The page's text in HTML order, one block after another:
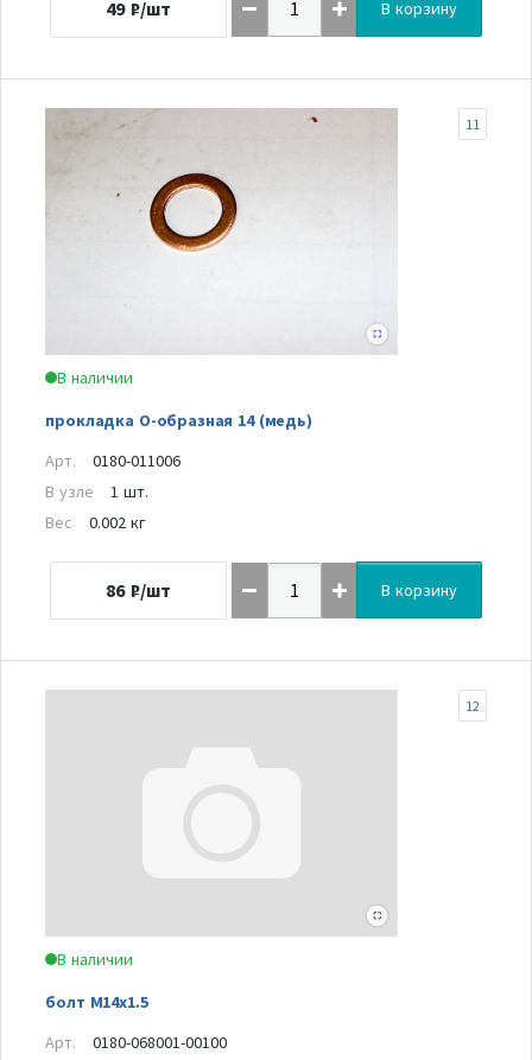
49 ₽/шт В корзину
В наличии
прокладка О-образная 14 (медь)
11
Арт.
0180-011006
В узле
1 шт.
Вес
0.002 кг
86 ₽/шт В корзину
В наличии
болт M14x1.5
12
Арт.
0180-068001-00100